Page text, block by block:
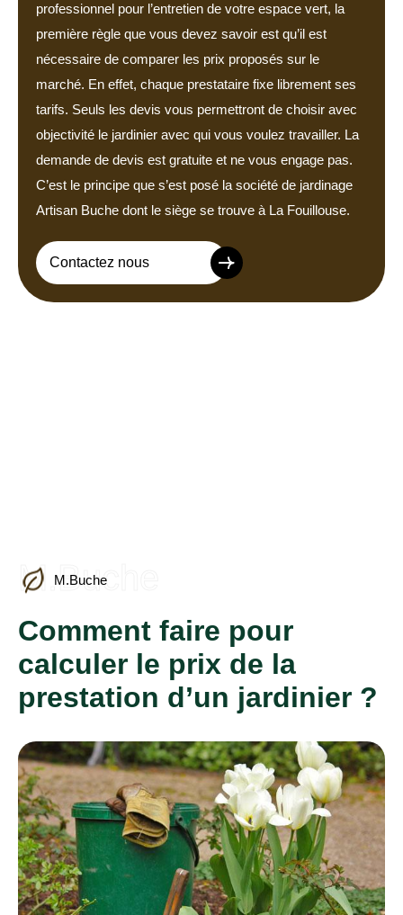
professionnel pour l’entretien de votre espace vert, la
première règle que vous devez savoir est qu’il est
nécessaire de comparer les prix proposés sur le
marché. En effet, chaque prestataire fixe librement ses
tarifs. Seuls les devis vous permettront de choisir avec
objectivité le jardinier avec qui vous voulez travailler. La
demande de devis est gratuite et ne vous engage pas.
C’est le principe que s’est posé la société de jardinage
Artisan Buche dont le siège se trouve à La Fouillouse.
Contactez nous
M.Buche
M.Buche
Comment faire pour
calculer le prix de la
prestation d’un jardinier ?